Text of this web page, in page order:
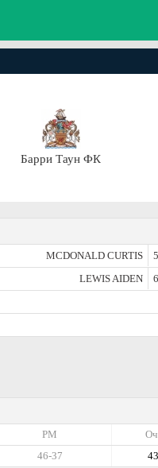
Барри Таун ФК
MCDONALD CURTIS
LEWIS AIDEN
РМ
43
46-37